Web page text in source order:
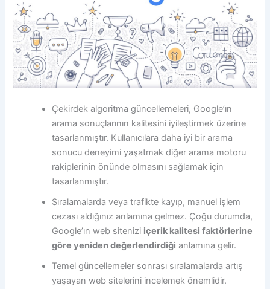
Çekirdek algoritma güncellemeleri, Google’ın
arama sonuçlarının kalitesini iyileştirmek üzerine
tasarlanmıştır. Kullanıcılara daha iyi bir arama
sonucu deneyimi yaşatmak diğer arama motoru
rakiplerinin önünde olmasını sağlamak için
tasarlanmıştır.
Sıralamalarda veya trafikte kayıp, manuel işlem
cezası aldığınız anlamına gelmez. Çoğu durumda,
Google’ın web sitenizi içerik kalitesi faktörlerine
göre yeniden değerlendirdiği anlamına gelir.
Temel güncellemeler sonrası sıralamalarda artış
yaşayan web sitelerini incelemek önemlidir.